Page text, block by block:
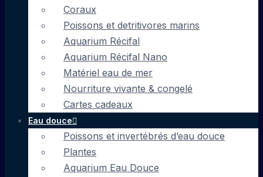
Coraux
Poissons et detritivores marins
Aquarium Récifal
Aquarium Récifal Nano
Matériel eau de mer
Nourriture vivante & congelé
Cartes cadeaux
Eau douce
Poissons et invertébrés d’eau douce
Plantes
Aquarium Eau Douce